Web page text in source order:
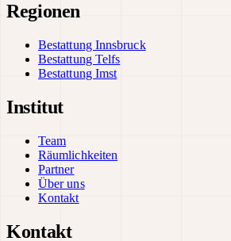
Regionen
Bestattung Innsbruck
Bestattung Telfs
Bestattung Imst
Institut
Team
Räumlichkeiten
Partner
Über uns
Kontakt
Kontakt